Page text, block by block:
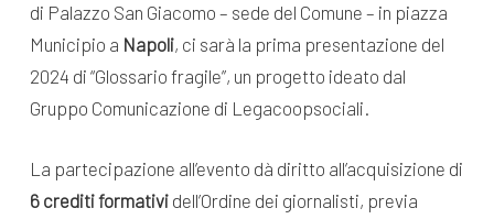
di Palazzo San Giacomo – sede del Comune – in piazza
Municipio a Napoli, ci sarà la prima presentazione del
2024 di “Glossario fragile”, un progetto ideato dal
Gruppo Comunicazione di Legacoopsociali.
La partecipazione all’evento dà diritto all’acquisizione di
6 crediti formatividell’Ordine dei giornalisti, previa
Seguici sui social: